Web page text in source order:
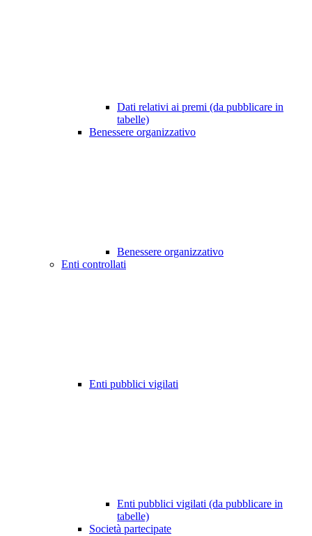
Dati relativi ai premi (da pubblicare in
tabelle)
Benessere organizzativo
Benessere organizzativo
Enti controllati
Enti pubblici vigilati
Enti pubblici vigilati (da pubblicare in
tabelle)
Società partecipate